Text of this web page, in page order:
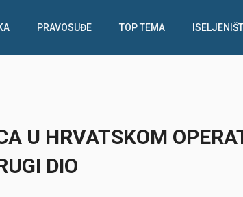
PRAVOSUĐE TOP TEMA
U HRVATSKOM
DIO